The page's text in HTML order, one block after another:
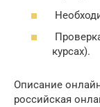
курсах).
Описание
российская